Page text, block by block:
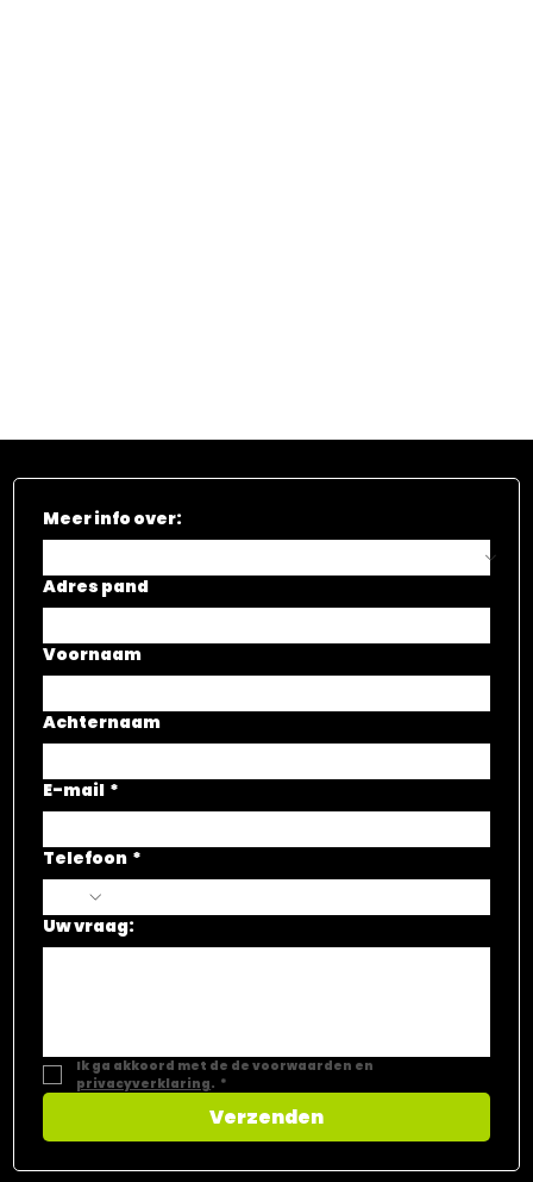
Meer info over:
Adres pand
Voornaam
Achternaam
E-mail *
Telefoon *
Uw vraag:
privacyverklaring. *
Verzenden